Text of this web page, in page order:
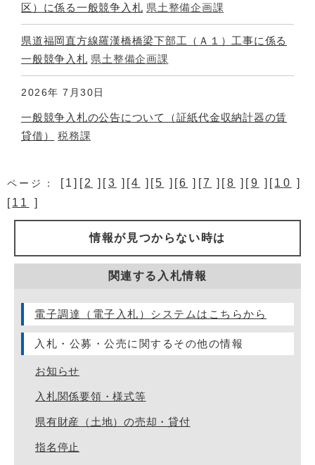
区）に係る一般競争入札 県土整備企画課
県道福岡直方線羅漢橋橋梁下部工（Ａ１）工事に係る
一般競争入札 県土整備企画課
2026年 7月30日
一般競争入札の公告について（証紙代金収納計器の賃
貸借）
税務課
ページ： [1][2 ][3 ][4 ][5 ][6 ][7 ][8 ][9 ][10 ]
[11 ]
情報が見つからない時は
関連する入札情報
電子調達（電子入札）システムはこちらから
入札・公募・公売に関するその他の情報
お知らせ
入札関係要領・様式等
県有財産（土地）の売却・貸付
指名停止